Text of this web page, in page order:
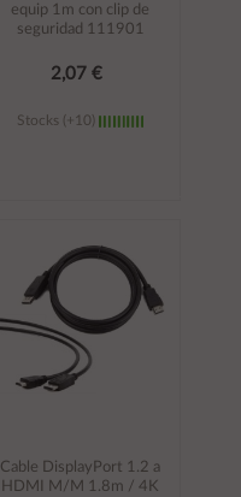
equip 1m con clip de
seguridad 111901
2,07 €
Stocks (+10)
carrito
Cable DisplayPort 1.2 a
HDMI M/M 1.8m / 4K